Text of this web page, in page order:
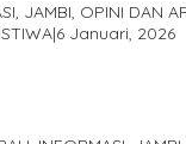
JAMBI, OPINI DAN
|6 Januari, 2026